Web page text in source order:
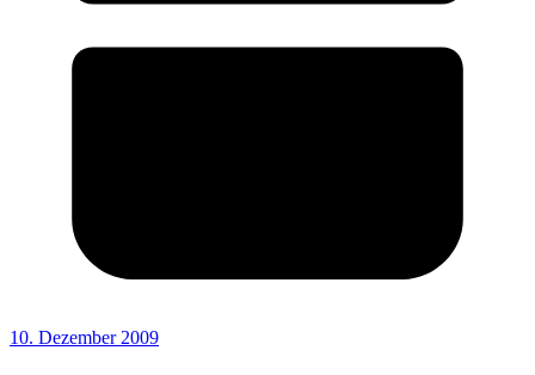
10. Dezember 2009